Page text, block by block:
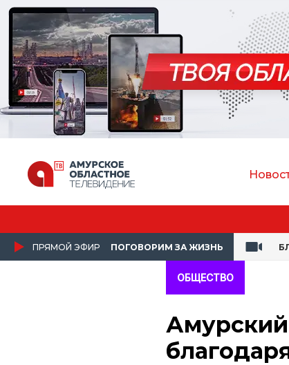
ПРЯМОЙ ЭФИР ПОГОВОРИМ ЗА ЖИЗНЬ
ОБЩЕСТВО
Амурский